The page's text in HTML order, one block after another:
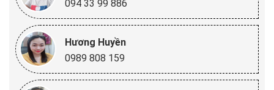
094 33 99 886
Hương Huyền
0989 808 159